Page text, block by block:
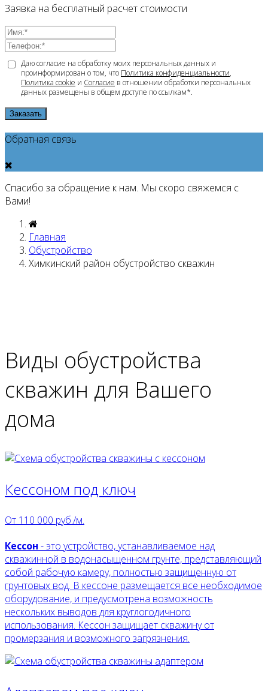
Заявка на бесплатный расчет стоимости
Даю согласие на обработку моих персональных данных и
проинформирован о том, что Политика конфиденциальности,
Политика cookie и Согласие в отношении обработки персональных
данных размещены в общем доступе по ссылкам*.
Заказать
Обратная связь
Спасибо за обращение к нам. Мы скоро свяжемся с
Вами!
Главная
Обустройство
Химкинский район обустройство скважин
Виды обустройства
скважин для Вашего
дома
Кессоном под ключ
От 110 000 руб./м.
Кессон - это устройство, устанавливаемое над
скважинной в водонасыщенном грунте, представляющий
собой рабочую камеру, полностью защищенную от
грунтовых вод. В кессоне размещается все необходимое
оборудование, и предусмотрена возможность
нескольких выводов для круглогодичного
использования. Кессон защищает скважину от
промерзания и возможного загрязнения.